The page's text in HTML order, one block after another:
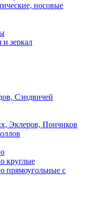
носовые
и зеркал
Сэндвичей
Эклеров, Пончиков
круглые
прямоугольные с